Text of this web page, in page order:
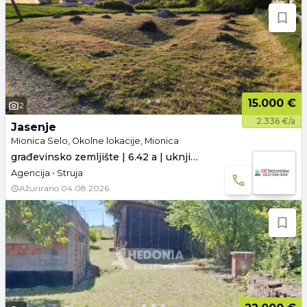
2 15.000 €
2.336 €/a
Jasenje
Mionica Selo, Okolne lokacije, Mionica
građevinsko zemljište | 6.42 a | uknjiženo
Agencija • Struja
Ažurirano 04.08.2026.